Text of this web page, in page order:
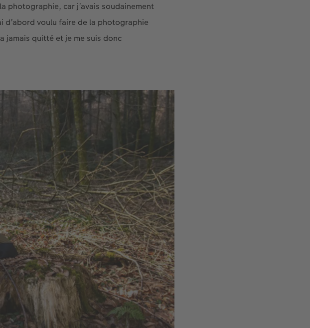
photographie, car j’avais soudainement
d’abord voulu faire de la photographie
jamais quitté et je me suis donc